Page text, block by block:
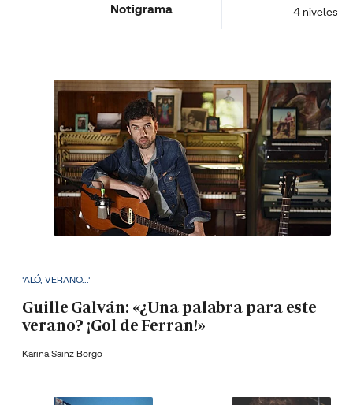
Notigrama 4 niveles
'ALÓ, VERANO...'
Guille Galván: «¿Una palabra para este
verano? ¡Gol de Ferran!»
Karina Sainz Borgo